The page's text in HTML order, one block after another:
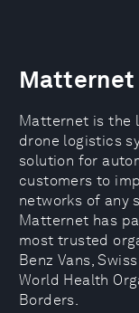
Matternet
Matternet is the
drone logistics
solution for
customers to
networks of any
Matternet has
most trusted
Benz Vans,
World Health
Borders.